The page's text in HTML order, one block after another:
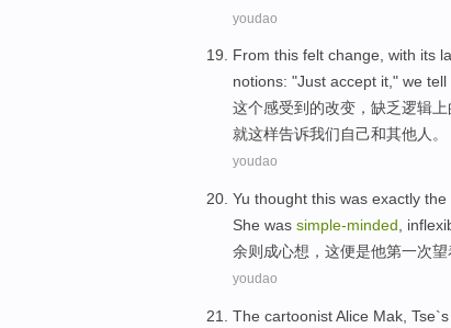
youdao
From this felt change, with its
notions: "Just accept it," we tell
这个感受到 的改变 ， 缺乏逻辑上
就这样告诉我们自己和其他人。
youdao
Yu thought this was exactly the
She was simple-minded
余则成心想 ， 这便是他第一次望
youdao
The cartoonist Alice Mak Tse`s